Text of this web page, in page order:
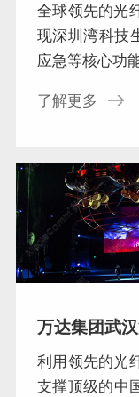
全球领先的光
现深圳湾科技
应急等核心功能
了解更多
万达集团武
利用领先的光
支撑顶级的中